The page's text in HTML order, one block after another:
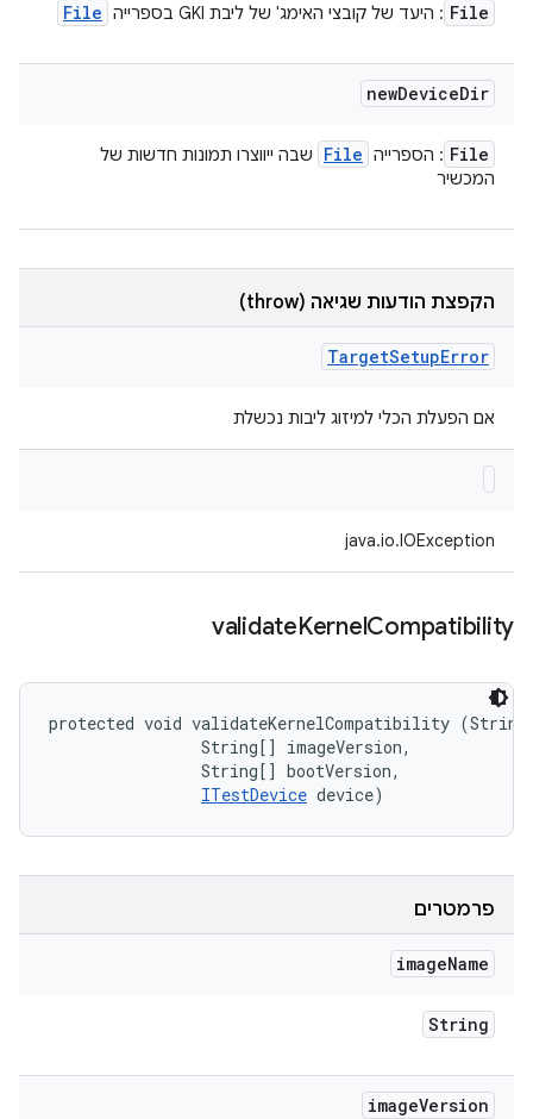
File : היעד של קובצי האימג' של ליבת GKI בספרייה File
newDeviceDir
File : הספרייה File
שבה ייווצרו תמונות חדשות של
המכשיר
הקפצת הודעות שגיאה (throw)
TargetSetupError
אם הפעלת הכלי למיזוג ליבות נכשלת
java.io.IOException
validateKernelCompatibility
protected void validateKernelCompatibility (String
                String[] imageVersion,
                String[] bootVersion,
ITestDevice device)
פרמטרים
imageName
String
imageVersion